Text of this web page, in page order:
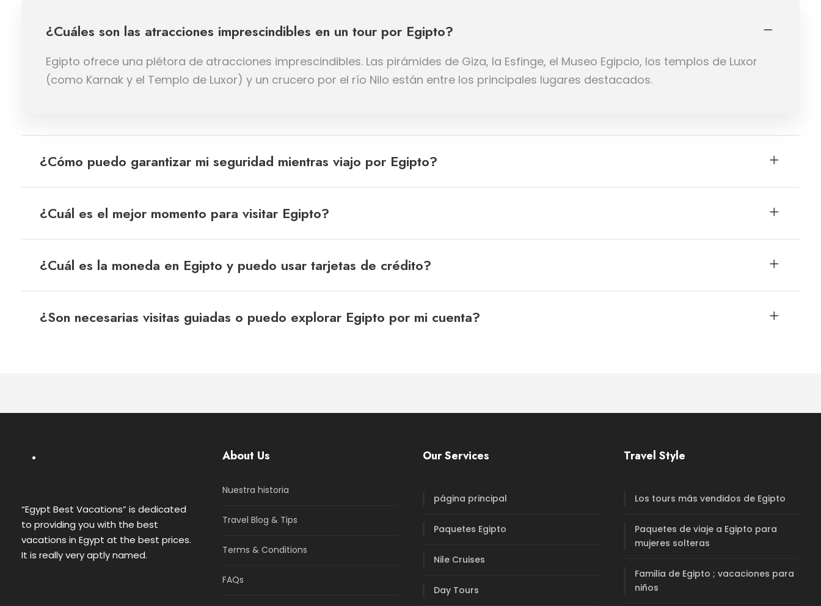
¿Cuáles son las atracciones imprescindibles en un tour por Egipto?
Egipto ofrece una plétora de atracciones imprescindibles. Las pirámides de Giza, la Esfinge, el Museo Egipcio, los templos de Luxor
(como Karnak y el Templo de Luxor) y un crucero por el río Nilo están entre los principales lugares destacados.
¿Cómo puedo garantizar mi seguridad mientras viajo por Egipto?
¿Cuál es el mejor momento para visitar Egipto?
¿Cuál es la moneda en Egipto y puedo usar tarjetas de crédito?
¿Son necesarias visitas guiadas o puedo explorar Egipto por mi cuenta?
“Egypt Best Vacations” is dedicated
to providing you with the best
vacations in Egypt at the best prices.
It is really very aptly named.
About Us
Nuestra historia
Travel Blog & Tips
Terms & Conditions
FAQs
Our Services
página principal
Paquetes Egipto
Nile Cruises
Day Tours
Travel Style
Los tours más vendidos de Egipto
Paquetes de viaje a Egipto para
mujeres solteras
Familia de Egipto ; vacaciones para
niños